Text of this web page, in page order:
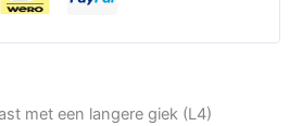
met een langere giek (L4)